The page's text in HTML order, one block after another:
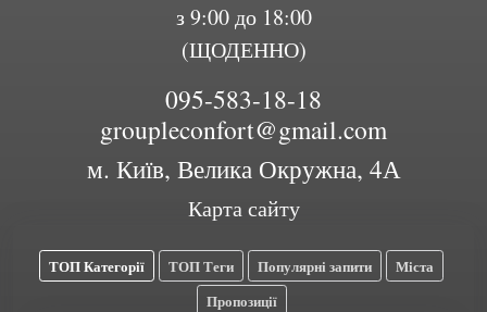
з 9:00 до 18:00
(ЩОДЕННО)
095-583-18-18
groupleconfort@gmail.com
м. Київ, Велика Окружна, 4А
Карта сайту
ТОП Категорії ТОП Теги Популярні запити
Міста
Пропозиції